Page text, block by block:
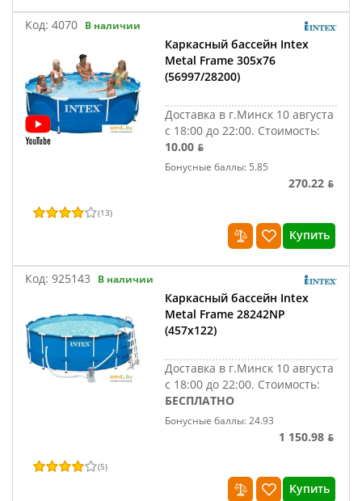
Код: 4070 В наличии
Каркасный бассейн Intex
Metal Frame 305х76
(56997/28200)
Доставка в г.Минск 10 августа
с 18:00 до 22:00. Стоимость:
10.00 ƃ
Бонусные баллы: 5.85
270.22 ƃ
(13)
Купить
Код: 925143 В наличии
Каркасный бассейн Intex
Metal Frame 28242NP
(457x122)
Доставка в г.Минск 10 августа
с 18:00 до 22:00. Стоимость:
БЕСПЛАТНО
Бонусные баллы: 24.93
1 150.98 ƃ
(5)
Купить